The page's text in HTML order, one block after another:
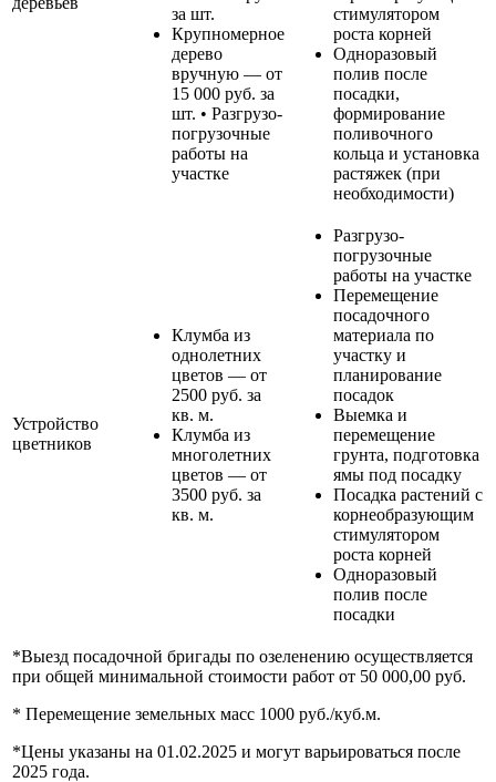
за шт.
Крупномерное
дерево
вручную — от
15 000 руб. за
шт. • Разгрузо-
погрузочные
работы на
участке
стимулятором
роста корней
Одноразовый
полив после
посадки,
формирование
поливочного
кольца и установка
растяжек (при
необходимости)
Устройство
цветников
Клумба из
однолетних
цветов — от
2500 руб. за
кв. м.
Клумба из
многолетних
цветов — от
3500 руб. за
кв. м.
Разгрузо-
погрузочные
работы на участке
Перемещение
посадочного
материала по
участку и
планирование
посадок
Выемка и
перемещение
грунта, подготовка
ямы под посадку
Посадка растений с
корнеобразующим
стимулятором
роста корней
Одноразовый
полив после
посадки
*Выезд посадочной бригады по озеленению осуществляется
при общей минимальной стоимости работ от 50 000,00 руб.
* Перемещение земельных масс 1000 руб./куб.м.
*Цены указаны на 01.02.2025 и могут варьироваться после
2025 года.